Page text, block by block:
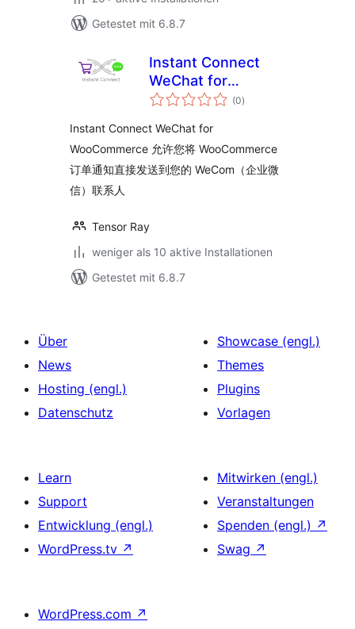
Getestet mit 6.8.7
Instant Connect
WeChat for
WooCommerce
(0Bewertungen
insgesamt
)
Instant Connect WeChat for
WooCommerce 允许您将 WooCommerce
订单通知直接发送到您的 WeCom（企业微
信）联系人
Tensor Ray
weniger als 10 aktive Installationen
Getestet mit 6.8.7
Über
News
Hosting (engl.)
Datenschutz
Showcase (engl.)
Themes
Plugins
Vorlagen
Learn
Support
Entwicklung (engl.)
WordPress.tv ↗
Mitwirken (engl.)
Veranstaltungen
Spenden (engl.) ↗
Swag ↗
WordPress.com ↗